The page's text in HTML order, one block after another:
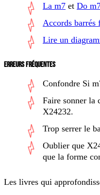
La m7 et Do
Accords barrés
Lire un
ERREURS FRÉQUENTES
Confondre Si
Faire sonner la
X24232.
Trop serrer le
Oublier que
que la forme
Les livres qui